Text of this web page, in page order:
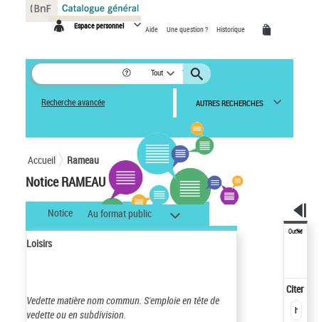
Espace personnel Aide Une question ? Historique
Tout
Recherche avancée AUTRES RECHERCHES
Accueil Rameau
Notice RAMEAU
Notice Au format public
Loisirs
Vedette matière nom commun. S'emploie en tête de
vedette ou en subdivision.
Outils
Citer
Panneau de gestion des cookies